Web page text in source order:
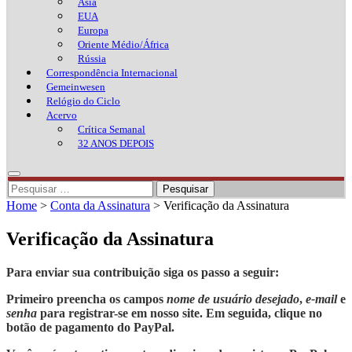
EUA
Europa
Oriente Médio/África
Rússia
Correspondência Internacional
Gemeinwesen
Relógio do Ciclo
Acervo
Crítica Semanal
32 ANOS DEPOIS
Pesquisar
por:
Home > Conta da Assinatura > Verificação da Assinatura
Verificação da Assinatura
Para enviar sua contribuição siga os passo a seguir:
Primeiro preencha os campos nome de usuário desejado, e-maile
senha para registrar-se em nosso site. Em seguida, clique no
botão de pagamento do PayPal.